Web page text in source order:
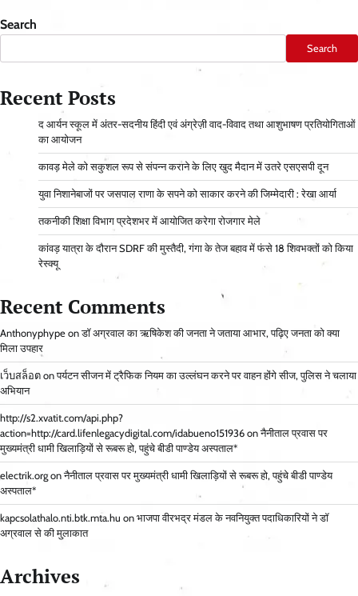
Search
Search
Recent Posts
द आर्यन स्कूल में अंतर-सदनीय हिंदी एवं अंग्रेज़ी वाद-विवाद तथा आशुभाषण प्रतियोगिताओं
का आयोजन
कावड़ मेले को सकुशल रूप से संपन्न कराने के लिए खुद मैदान में उतरे एसएसपी दून
युवा निशानेबाजों पर जसपाल राणा के सपने को साकार करने की जिम्मेदारी : रेखा आर्या
तकनीकी शिक्षा विभाग प्रदेशभर में आयोजित करेगा रोजगार मेले
कांवड़ यात्रा के दौरान SDRF की मुस्तैदी, गंगा के तेज बहाव में फंसे 18 शिवभक्तों को किया
रेस्क्यू
Recent Comments
Anthonyphype onडॉ अग्रवाल का ऋषिकेश की जनता ने जताया आभार, पढ़िए जनता को क्या
मिला उपहार
เว็บสล็อต onपर्यटन सीजन में ट्रैफिक नियम का उल्लंघन करने पर वाहन होंगे सीज, पुलिस ने चलाया
अभियान
http://s2.xvatit.com/api.php?
action=http://card.lifenlegacydigital.com/idabueno151936 onनैनीताल प्रवास पर
मुख्यमंत्री धामी खिलाड़ियों से रूबरू हो, पहुंचे बीडी पाण्डेय अस्पताल*
electrik.org onनैनीताल प्रवास पर मुख्यमंत्री धामी खिलाड़ियों से रूबरू हो, पहुंचे बीडी पाण्डेय
अस्पताल*
kapcsolathalo.nti.btk.mta.hu on भाजपा वीरभद्र मंडल के नवनियुक्त पदाधिकारियों ने डॉ
अग्रवाल से की मुलाकात
Archives